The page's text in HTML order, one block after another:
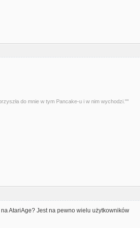
do mnie w tym Pancake-u i w nim wychodzi.""
AtariAge? Jest na pewno wielu użytkowników